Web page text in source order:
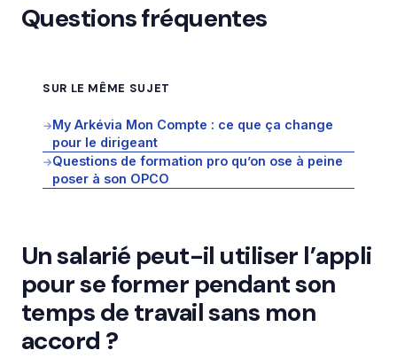
Questions fréquentes
SUR LE MÊME SUJET
→My Arkévia Mon Compte : ce que ça change
pour le dirigeant
→Questions de formation pro qu’on ose à peine
poser à son OPCO
Un salarié peut-il utiliser l’appli
pour se former pendant son
temps de travail sans mon
accord ?